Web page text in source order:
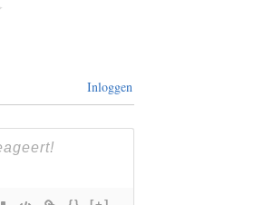
Inloggen